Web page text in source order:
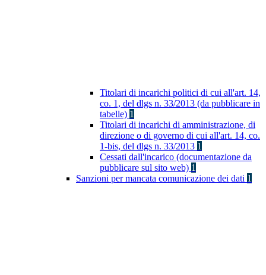
Titolari di incarichi politici di cui all'art. 14,
co. 1, del dlgs n. 33/2013 (da pubblicare in
tabelle) 1
Titolari di incarichi di amministrazione, di
direzione o di governo di cui all'art. 14, co.
1-bis, del dlgs n. 33/2013 1
Cessati dall'incarico (documentazione da
pubblicare sul sito web) 1
Sanzioni per mancata comunicazione dei dati 1